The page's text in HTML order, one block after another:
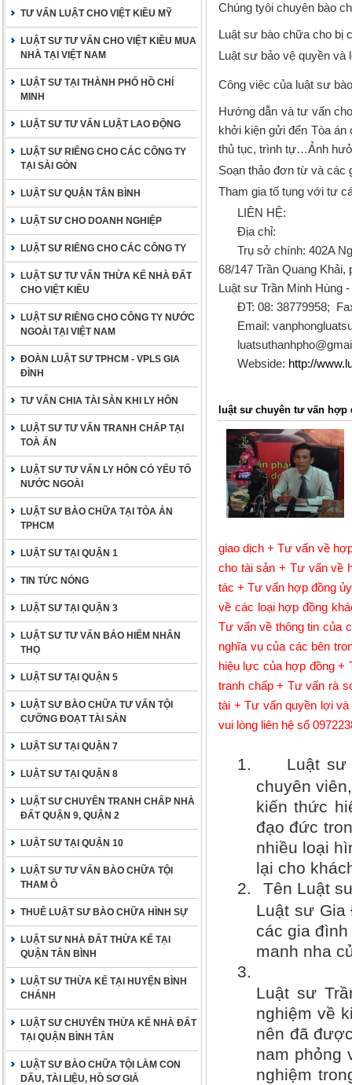
TƯ VẤN LUẬT CHO VIỆT KIỀU MỸ
LUẬT SƯ TƯ VẤN CHO VIỆT KIỀU MUA
NHÀ TẠI VIỆT NAM
LUẬT SƯ TẠI THÀNH PHỐ HỒ CHÍ
MINH
LUẬT SƯ TƯ VẤN LUẬT LAO ĐỘNG
LUẬT SƯ RIÊNG CHO CÁC CÔNG TY
TẠI SÀI GÒN
LUẬT SƯ QUẬN TÂN BÌNH
LUẬT SƯ CHO DOANH NGHIỆP
LUẬT SƯ RIÊNG CHO CÁC CÔNG TY
LUẬT SƯ TƯ VẤN THỪA KẾ NHÀ ĐẤT
CHO VIỆT KIỀU
LUẬT SƯ RIÊNG CHO CÔNG TY NƯỚC
NGOÀI TẠI VIỆT NAM
ĐOÀN LUẬT SƯ TPHCM - VPLS GIA
ĐÌNH
TƯ VẤN CHIA TÀI SẢN KHI LY HÔN
LUẬT SƯ TƯ VẤN TRANH CHẤP TẠI
TOÀ ÁN
LUẬT SƯ TƯ VẤN LY HÔN CÓ YẾU TỐ
NƯỚC NGOÀI
LUẬT SƯ BÀO CHỮA TẠI TÒA ÁN
TPHCM
LUẬT SƯ TẠI QUẬN 1
TIN TỨC NÓNG
LUẬT SƯ TẠI QUẬN 3
LUẬT SƯ TƯ VẤN BẢO HIỂM NHÂN
THỌ
LUẬT SƯ TẠI QUẬN 5
LUẬT SƯ BÀO CHỮA TƯ VẤN TỘI
CƯỠNG ĐOẠT TÀI SẢN
LUẬT SƯ TẠI QUẬN 7
LUẬT SƯ TẠI QUẬN 8
LUẬT SƯ CHUYÊN TRANH CHẤP NHÀ
ĐẤT QUẬN 9, QUẬN 2
LUẬT SƯ TẠI QUẬN 10
LUẬT SƯ TƯ VẤN BÀO CHỮA TỘI
THAM Ô
THUÊ LUẬT SƯ BÀO CHỮA HÌNH SỰ
LUẬT SƯ NHÀ ĐẤT THỪA KẾ TẠI
QUẬN TÂN BÌNH
LUẬT SƯ THỪA KẾ TẠI HUYỆN BÌNH
CHÁNH
LUẬT SƯ CHUYÊN THỪA KẾ NHÀ ĐẤT
TẠI QUẬN BÌNH TÂN
LUẬT SƯ BÀO CHỮA TỘI LÀM CON
DẤU, TÀI LIỆU, HỒ SƠ GIẢ
Chúng tyôi chuyên bào
Luật sư bào chữa cho bị
Luật sư bảo vệ quyền
Công việc của luật sư
Hướng dẫn và tư vấn
khởi kiện gửi đến Tòa án
thủ tục, trình tự…Ảnh
Soạn thảo đơn từ và các
Tham gia tố tụng với tư
LIÊN HỆ:
Địa chỉ:
Trụ sở chính: 402A
68/147 Trần Quang
Luật sư Trần Minh Hùng
ĐT: 08: 38779958;
Email:
Webside: http://
luật sư chuyên tư vấn
giao dịch + Tư vấn về
cho tài sản + Tư vấn về
tác + Tư vấn hợp đồng
về các loại hợp đồng
Tư vấn về thông tin của
nghĩa vụ của các bên
hiệu lực của hợp đồng +
tranh chấp + Tư vấn rà
tài + Tư vấn quyền lợi
vui lòng liên hệ số
1.
Luật sư
chuyên
kiến thức
đạo đức
nhiều loại
lại cho
2.
Tên Luật
Luật sư Gia
các gia
manh nha
3.
Luật sư
nghiệm về
nên đã
nam phỏng
nghiệm